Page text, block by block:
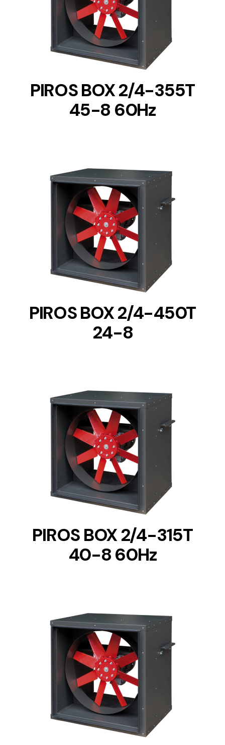
DETAILS
PIROS BOX 2/4-355T
45-8 60Hz
DETAILS
PIROS BOX 2/4-450T
24-8
DETAILS
PIROS BOX 2/4-315T
40-8 60Hz
DETAILS